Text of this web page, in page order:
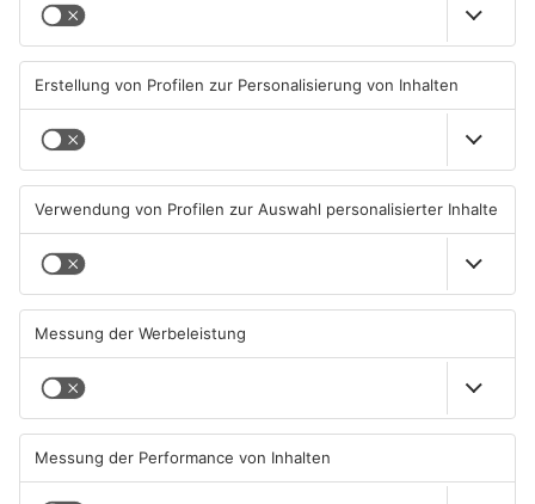
Waldbrandgefahr im
Primaveraland bleibt
weiterhin sehr hoch
06.08.2026, 06:34 UHR IN
Brände in Seligenstadt,
Hanau und Kahl
05.08.2026, 06:36 UHR IN